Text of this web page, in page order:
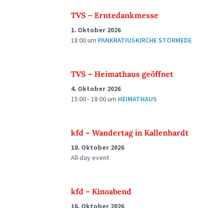
TVS – Erntedankmesse
1. Oktober 2026
18:00um PANKRATIUSKIRCHE STÖRMEDE
TVS – Heimathaus geöffnet
4. Oktober 2026
15:00 - 18:00um HEIMATHAUS
kfd – Wandertag in Kallenhardt
10. Oktober 2026
All-day event
kfd – Kinoabend
16. Oktober 2026